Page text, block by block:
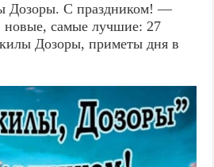
Дозоры. С праздником! —
новые, самые лучшие: 27
Дозоры, приметы дня в